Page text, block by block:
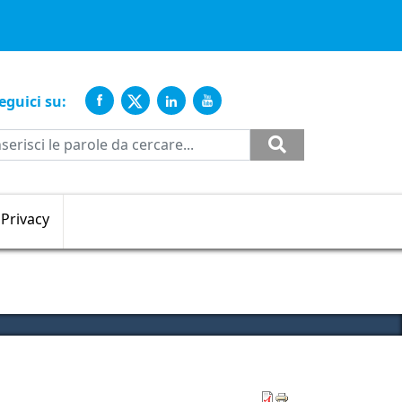
su:
Cerca
Privacy